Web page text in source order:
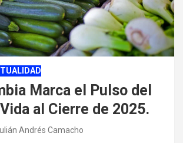
Marca el Pulso del
al Cierre de 2025.
Andrés Camacho